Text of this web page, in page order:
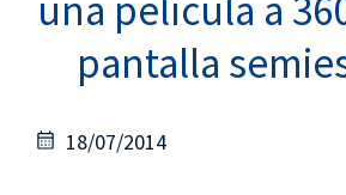
una película a
pantalla
18/07/2014